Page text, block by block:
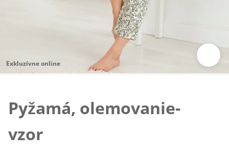
Exkluzívne online
Pyžamá, olemovanie-
vzor